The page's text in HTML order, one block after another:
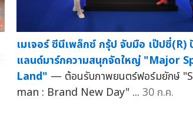
เมเจอร์ ซีนีเพล็กซ์ กรุ้ป จับมือ เป๊ปซี่(R)
แลนด์มาร์กความสนุกจัดใหญ่ "Major
Land" — ต้อนรับภาพยนตร์ฟอร์มยักษ์
man : Brand New Day" ... 30 ก.ค.